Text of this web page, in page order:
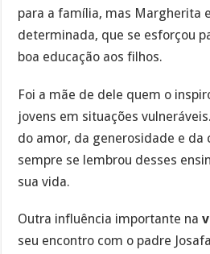
para a família, mas Margherita
determinada, que se esforçou
boa educação aos filhos.
Foi a mãe de dele quem o
jovens em situações
do amor, da generosidade e da
sempre se lembrou desses
sua vida.
Outra influência importante na
seu encontro com o padre